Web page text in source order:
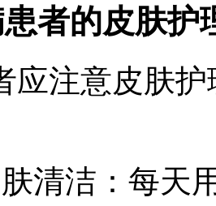
者的皮肤护
应注意皮肤
清洁：每天